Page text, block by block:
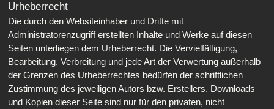
Urheberrecht
Die durch den Websiteinhaber und Dritte mit
Administratorenzugriff erstellten Inhalte und Werke auf diesen
Seiten unterliegen dem Urheberrecht. Die Vervielfältigung,
Bearbeitung, Verbreitung und jede Art der Verwertung außerhalb
der Grenzen des Urheberrechtes bedürfen der schriftlichen
Zustimmung des jeweiligen Autors bzw. Erstellers. Downloads
und Kopien dieser Seite sind nur für den privaten, nicht